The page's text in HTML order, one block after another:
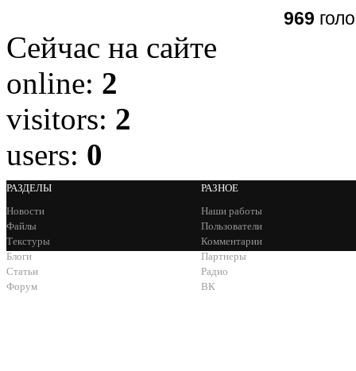
969
Сейчас на сайте
online: 2
visitors: 2
users: 0
РАЗДЕЛЫ
Новости
Файлы
Текстуры
Блоги
Статьи
Форум
РАЗНОЕ
Наши работы
Пользователи
Комментарии
Партнеры
Радио
ВК